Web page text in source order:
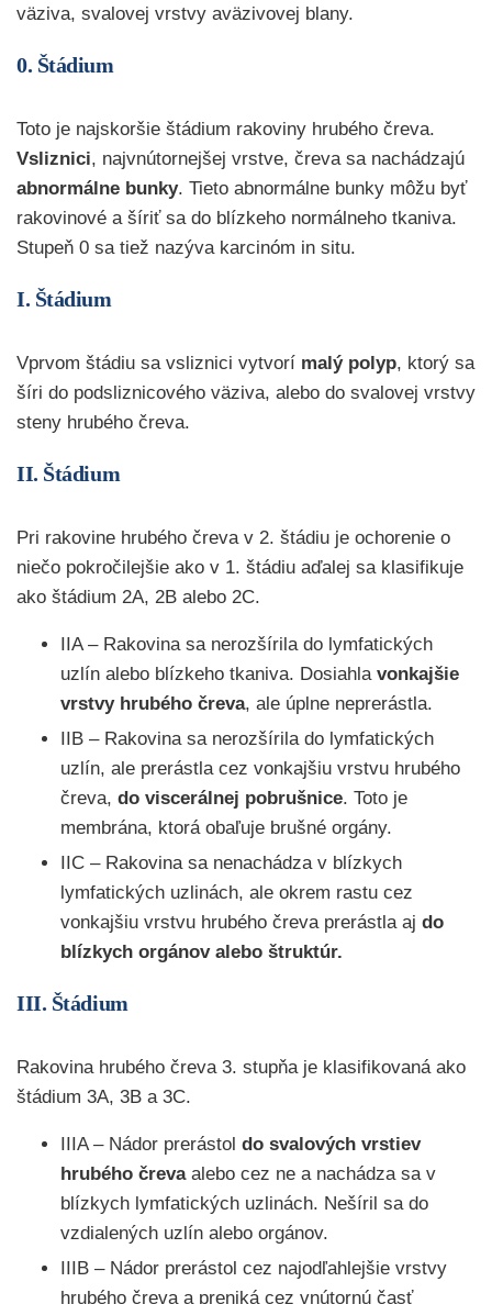
väziva, svalovej vrstvy aväzivovej blany.
0. Štádium
Toto je najskoršie štádium rakoviny hrubého čreva.
Vsliznici, najvnútornejšej vrstve, čreva sa nachádzajú
abnormálne bunky. Tieto abnormálne bunky môžu byť
rakovinové a šíriť sa do blízkeho normálneho tkaniva.
Stupeň 0 sa tiež nazýva karcinóm in situ.
I. Štádium
Vprvom štádiu sa vsliznici vytvorí malý polyp, ktorý sa
šíri do podsliznicového väziva, alebo do svalovej vrstvy
steny hrubého čreva.
II. Štádium
Pri rakovine hrubého čreva v 2. štádiu je ochorenie o
niečo pokročilejšie ako v 1. štádiu aďalej sa klasifikuje
ako štádium 2A, 2B alebo 2C.
IIA – Rakovina sa nerozšírila do lymfatických
uzlín alebo blízkeho tkaniva. Dosiahla vonkajšie
vrstvy hrubého čreva, ale úplne neprerástla.
IIB – Rakovina sa nerozšírila do lymfatických
uzlín, ale prerástla cez vonkajšiu vrstvu hrubého
čreva, do viscerálnej pobrušnice. Toto je
membrána, ktorá obaľuje brušné orgány.
IIC – Rakovina sa nenachádza v blízkych
lymfatických uzlinách, ale okrem rastu cez
vonkajšiu vrstvu hrubého čreva prerástla aj do
blízkych orgánov alebo štruktúr.
III. Štádium
Rakovina hrubého čreva 3. stupňa je klasifikovaná ako
štádium 3A, 3B a 3C.
IIIA – Nádor prerástol do svalových vrstiev
hrubého čreva alebo cez ne a nachádza sa v
blízkych lymfatických uzlinách. Nešíril sa do
vzdialených uzlín alebo orgánov.
IIIB – Nádor prerástol cez najodľahlejšie vrstvy
hrubého čreva a preniká cez vnútornú časť